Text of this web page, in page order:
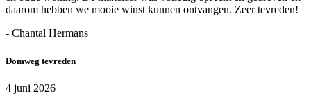
daarom hebben we mooie winst kunnen ontvangen. Zeer tevreden!
- Chantal Hermans
Domweg tevreden
4 juni 2026